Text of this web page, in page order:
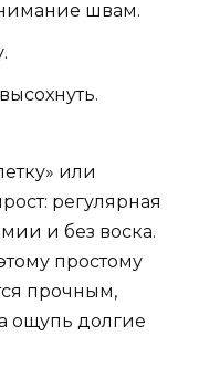
швам.
или
регулярная
и без воска.
простому
прочным,
ощупь долгие